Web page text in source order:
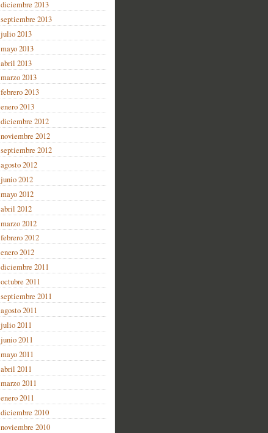
diciembre 2013
septiembre 2013
julio 2013
mayo 2013
abril 2013
marzo 2013
febrero 2013
enero 2013
diciembre 2012
noviembre 2012
septiembre 2012
agosto 2012
junio 2012
mayo 2012
abril 2012
marzo 2012
febrero 2012
enero 2012
diciembre 2011
octubre 2011
septiembre 2011
agosto 2011
julio 2011
junio 2011
mayo 2011
abril 2011
marzo 2011
enero 2011
diciembre 2010
noviembre 2010